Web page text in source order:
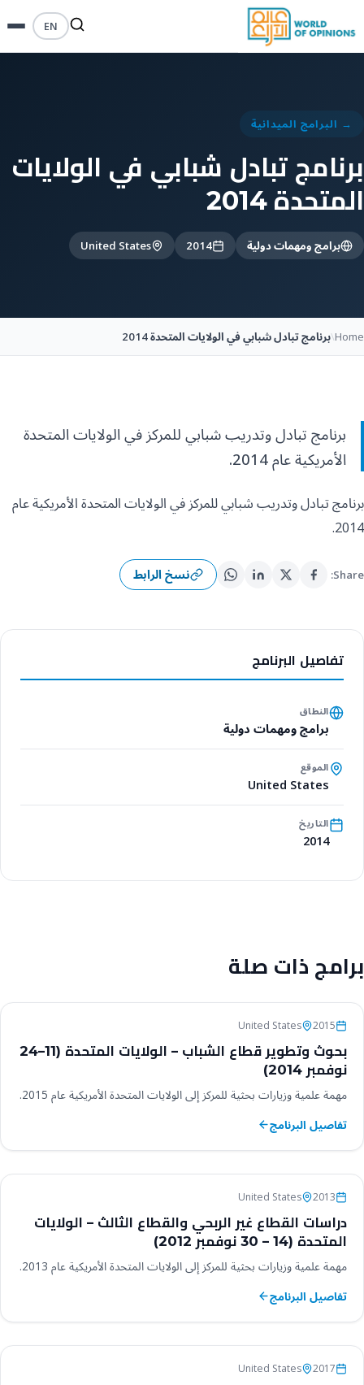
EN
→ البرامج الميدانية
برنامج تبادل شبابي في الولايات
المتحدة 2014
برامج ومهمات دولية 2014
United States
Home
\برنامج تبادل شبابي في الولايات المتحدة 2014
برنامج تبادل وتدريب شبابي للمركز في الولايات المتحدة
الأمريكية عام 2014.
برنامج تبادل وتدريب شبابي للمركز في الولايات المتحدة الأمريكية عام
2014.
Share: نسخ الرابط
تفاصيل البرنامج
النطاق
برامج ومهمات دولية
الموقع
United States
التاريخ
2014
برامج ذات صلة
برامج ومهمات دولية
2015
United States
بحوث وتطوير قطاع الشباب – الولايات المتحدة (11–24
نوفمبر 2014)
مهمة علمية وزيارات بحثية للمركز إلى الولايات المتحدة الأمريكية عام 2015.
تفاصيل البرنامج
برامج ومهمات دولية
2013
United States
دراسات القطاع غير الربحي والقطاع الثالث – الولايات
المتحدة (14 – 30 نوفمبر 2012)
مهمة علمية وزيارات بحثية للمركز إلى الولايات المتحدة الأمريكية عام 2013.
تفاصيل البرنامج
برامج ومهمات دولية
2017
United States